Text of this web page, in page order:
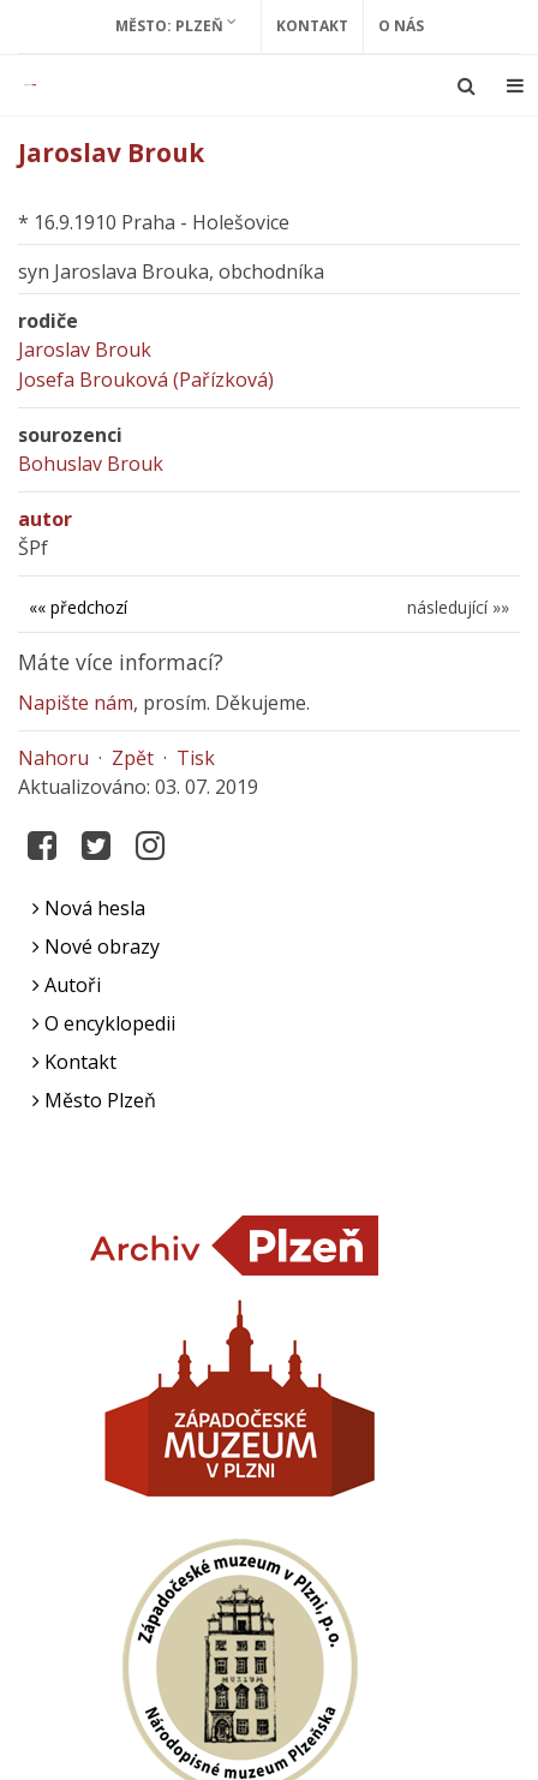
MĚSTO: PLZEŇ KONTAKT O NÁS
Jaroslav Brouk
* 16.9.1910 Praha - Holešovice
syn Jaroslava Brouka, obchodníka
rodiče
Jaroslav Brouk
Josefa Brouková (Pařízková)
sourozenci
Bohuslav Brouk
autor
ŠPf
následující »»
«« předchozí
Máte více informací?
Napište nám, prosím. Děkujeme.
Nahoru · Zpět · Tisk
Aktualizováno: 03. 07. 2019
Nová hesla
Nové obrazy
Autoři
O encyklopedii
Kontakt
Město Plzeň